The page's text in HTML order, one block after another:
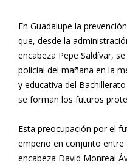
En Guadalupe la
que, desde la
encabeza Pepe Saldívar,
policial del mañana en la
y educativa del
se forman los futuros
Esta preocupación por el
empeño en conjunto entre
encabeza David Monreal